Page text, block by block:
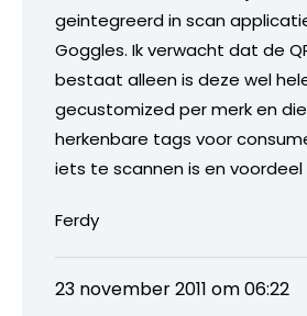
geintegreerd in scan
Goggles. Ik verwacht dat de
bestaat alleen is deze wel
gecustomized per merk en
herkenbare tags voor
iets te scannen is en
Ferdy
23 november 2011 om 06:22